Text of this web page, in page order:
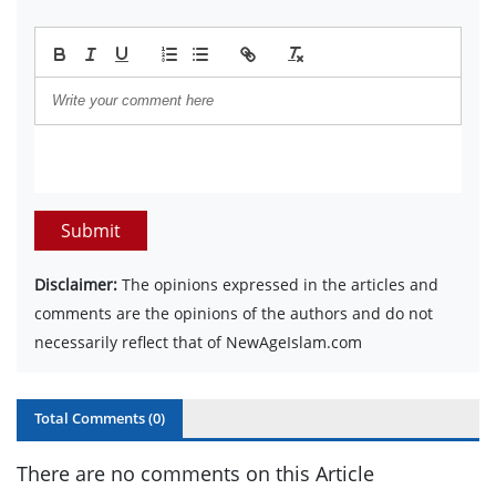
Submit
Disclaimer: The opinions expressed in the articles and
comments are the opinions of the authors and do not
necessarily reflect that of NewAgeIslam.com
Total Comments (0)
There are no comments on this Article